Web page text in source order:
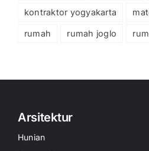
kontraktor yogyakarta
rumah rumah joglo
Arsitektur
Hunian